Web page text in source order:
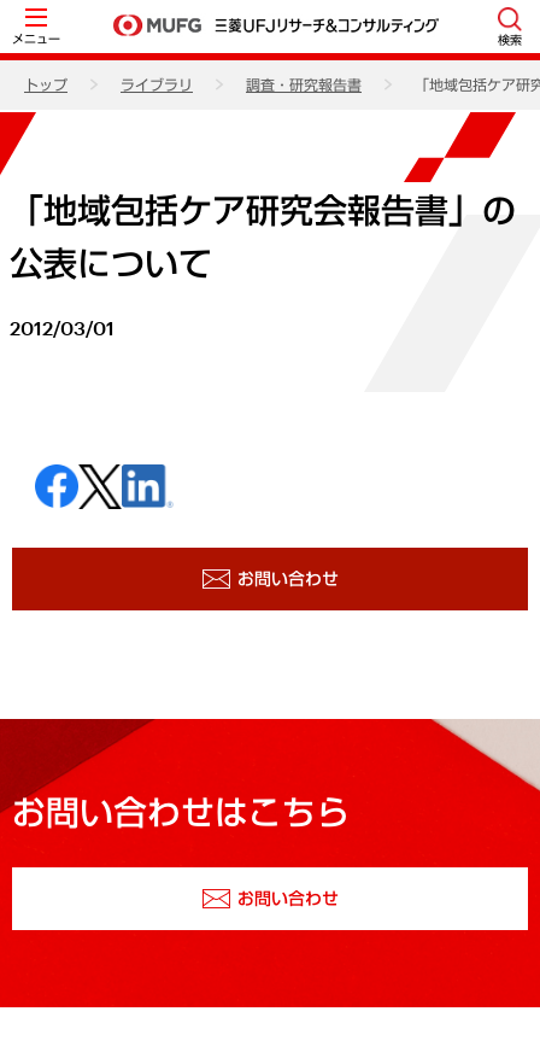
メニュー 検索
トップ ライブラリ 調査・研究報告書 「地域包括ケア
「地域包括ケア研究会報告書」の
公表について
2012/03/01
お問い合わせ
お問い合わせはこちら
お問い合わせ